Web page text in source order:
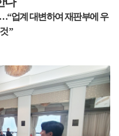
“업계 대변하여 재판부에 우
”